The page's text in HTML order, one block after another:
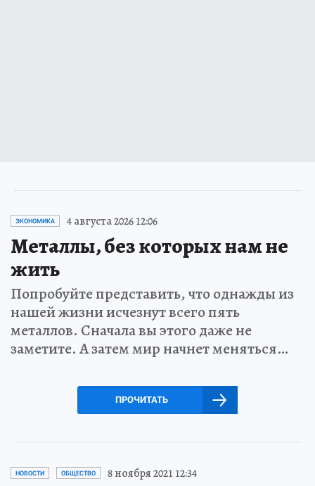
ЭКОНОМИКА 4 августа 2026 12:06
Металлы, без которых нам не
жить
Попробуйте представить, что однажды из
нашей жизни исчезнут всего пять
металлов. Сначала вы этого даже не
заметите. А затем мир начнет меняться…
ПРОЧИТАТЬ
НОВОСТИ ОБЩЕСТВО 8 ноября 2021 12:34